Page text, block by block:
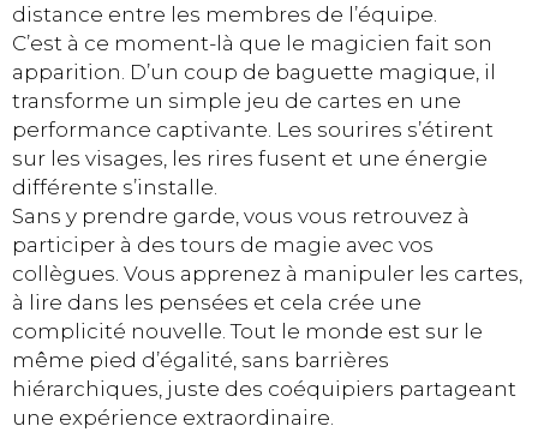
distance entre les membres de l’équipe.
C’est à ce moment-là que le magicien fait son
apparition. D’un coup de baguette magique, il
transforme un simple jeu de cartes en une
performance captivante. Les sourires s’étirent
sur les visages, les rires fusent et une énergie
différente s’installe.
Sans y prendre garde, vous vous retrouvez à
participer à des tours de magie avec vos
collègues. Vous apprenez à manipuler les cartes,
à lire dans les pensées et cela crée une
complicité nouvelle. Tout le monde est sur le
même pied d’égalité, sans barrières
hiérarchiques, juste des coéquipiers partageant
une expérience extraordinaire.